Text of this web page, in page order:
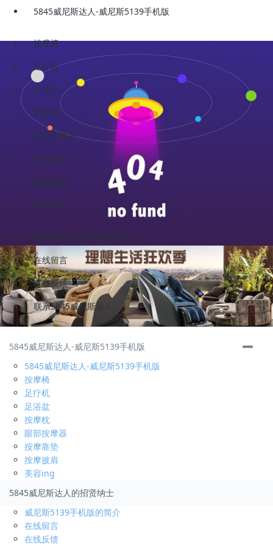
5845威尼斯达人-威尼斯5139手机版
按摩椅
足疗机
足浴盆
按摩枕
眼部按摩器
按摩靠垫
按摩披肩
美容ing
威尼斯5139手机版的简介
在线留言
在线反馈
联系5845威尼斯达人
5845威尼斯达人-威尼斯5139手机版
5845威尼斯达人-威尼斯5139手机版
按摩椅
足疗机
足浴盆
按摩枕
眼部按摩器
按摩靠垫
按摩披肩
美容ing
5845威尼斯达人的招贤纳士
威尼斯5139手机版的简介
在线留言
在线反馈
储备干部 3000-4000
招聘人数 3
发布时间:
申请
运营总监
招聘人数
发布时间:
运营助理 3000-6000
招聘人数